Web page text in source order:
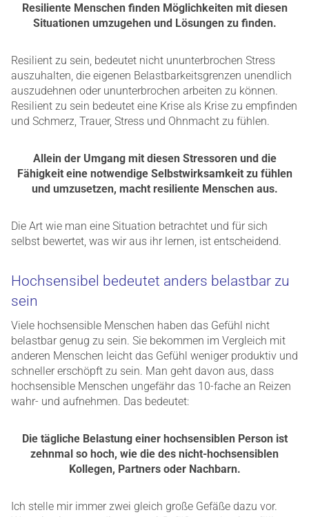
Resiliente Menschen finden Möglichkeiten mit diesen
Situationen umzugehen und Lösungen zu finden.
Resilient zu sein, bedeutet nicht ununterbrochen Stress
auszuhalten, die eigenen Belastbarkeitsgrenzen unendlich
auszudehnen oder ununterbrochen arbeiten zu können.
Resilient zu sein bedeutet eine Krise als Krise zu empfinden
und Schmerz, Trauer, Stress und Ohnmacht zu fühlen.
Allein der Umgang mit diesen Stressoren und die
Fähigkeit eine notwendige Selbstwirksamkeit zu fühlen
und umzusetzen, macht resiliente Menschen aus.
Die Art wie man eine Situation betrachtet und für sich
selbst bewertet, was wir aus ihr lernen, ist entscheidend.
Hochsensibel bedeutet anders belastbar zu
sein
Viele hochsensible Menschen haben das Gefühl nicht
belastbar genug zu sein. Sie bekommen im Vergleich mit
anderen Menschen leicht das Gefühl weniger produktiv und
schneller erschöpft zu sein. Man geht davon aus, dass
hochsensible Menschen ungefähr das 10-fache an Reizen
wahr- und aufnehmen. Das bedeutet:
Die tägliche Belastung einer hochsensiblen Person ist
zehnmal so hoch, wie die des nicht-hochsensiblen
Kollegen, Partners oder Nachbarn.
Ich stelle mir immer zwei gleich große Gefäße dazu vor.